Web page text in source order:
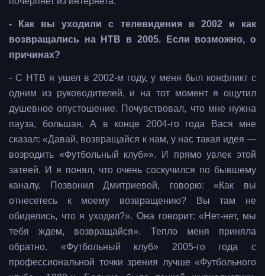
- Как вы уходили с телевидения в 2002 и как
возвращались на НТВ в 2005. Если возможно, о
причинах?
- С НТВ я ушел в 2002-м году, у меня был конфликт с
одним из руководителей, и на тот момент я ощутил
душевное опустошение. Почувствовал, что мне нужна
пауза, большая. А в конце 2004-го года Вася мне
сказал: «Давай, возвращайся к нам, у нас такая идея —
возродить «Футбольный клуб»». И прямо увлек этой
затеей. И я понял, что очень соскучился по бывшему
каналу. Позвонил Дмитриевой, говорю: «Как вы
отнесетесь к моему возвращению? Вы там не
обиделись, что я уходил?». Она говорит: «Нет-нет, мы
тебя ждем, возвращайся». Тепло меня приняла
обратно. «Футбольный клуб» 2005-го года с
профессиональной точки зрения лучше «Футбольного